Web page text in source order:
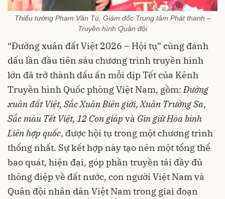
Thiếu tướng Phạm Văn Tú, Giám đốc Trung tâm Phát thanh –
Truyền hình Quân đội
“Đường xuân đất Việt 2026 – Hội tụ” cũng đánh
dấu lần đầu tiên sáu chương trình truyền hình
lớn đã trở thành dấu ấn mỗi dịp Tết của Kênh
Truyền hình Quốc phòng Việt Nam, gồm:Đường
xuân đất Việt, Sắc Xuân Biên giới, Xuân Trường Sa,
Sắc màu Tết Việt, 12 Con giáp và Gìn giữ Hòa bình
Liên hợp quốc, được hội tụ trong một chương trình
thống nhất. Sự kết hợp này tạo nên một tổng thể
bao quát, hiện đại, góp phần truyền tải đầy đủ
thông điệp về đất nước, con người Việt Nam và
Quân đội nhân dân Việt Nam trong giai đoạn